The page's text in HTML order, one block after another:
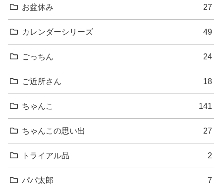
お盆休み 27
カレンダーシリーズ 49
ごっちん 24
ご近所さん 18
ちゃんこ 141
ちゃんこの思い出 27
トライアル品 2
パパ太郎 7